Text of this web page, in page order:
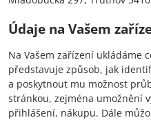
Údaje na Vašem
Na Vašem zařízení ukládáme
představuje způsob, jak
a poskytnout mu možnost
stránkou, zejména umožnění
přihlášení, nákupu. Dále